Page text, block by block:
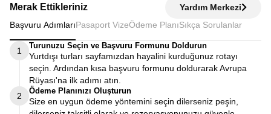
Merak Ettikleriniz
Yardım Merkezi
Başvuru AdımlarıPasaport VizeÖdeme Planı Sıkça Sorulanlar
1
Turunuzu Seçin ve Başvuru Formunu Doldurun
Yurtdışı turları sayfamızdan hayalini kurduğunuz rotayı
seçin. Ardından kısa başvuru formunu doldurarak Avrupa
Rüyası'na ilk adımı atın.
2
Ödeme Planınızı Oluşturun
Size en uygun ödeme yöntemini seçin dilerseniz peşin,